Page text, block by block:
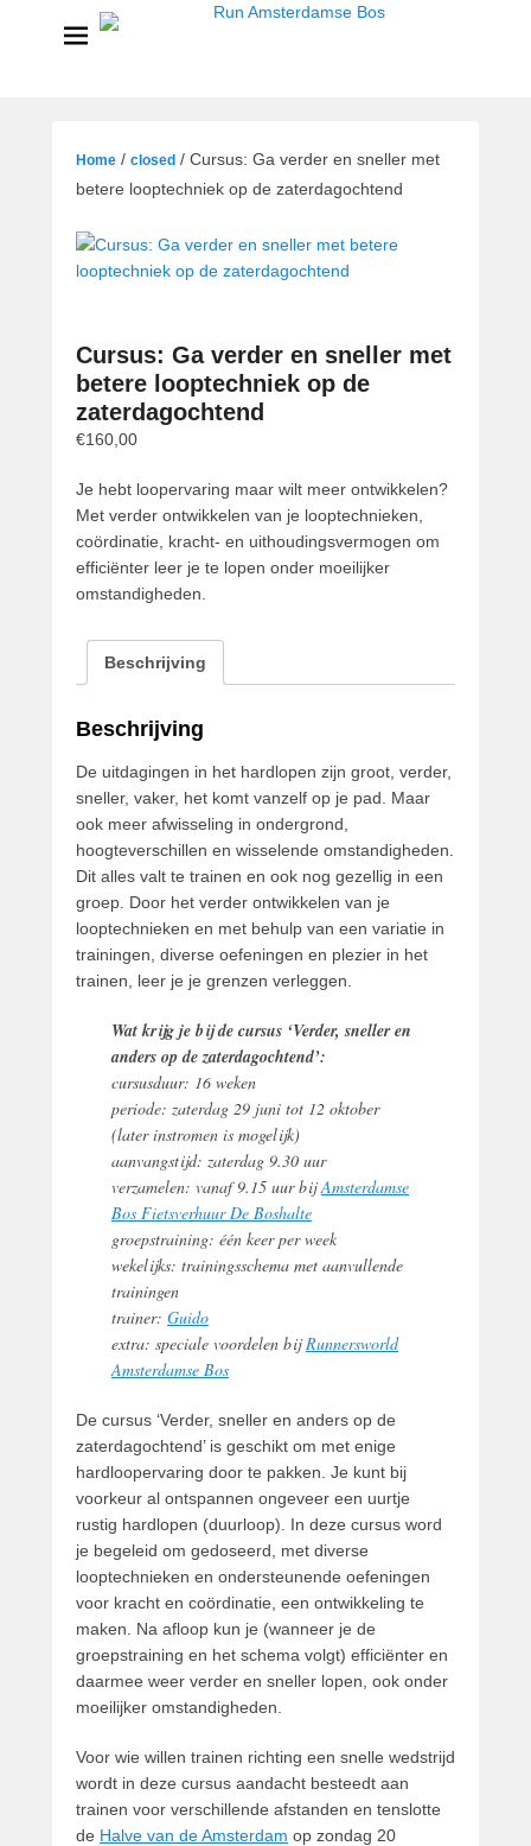
Home / closed / Cursus: Ga verder en sneller met
betere looptechniek op de zaterdagochtend
Cursus: Ga verder en sneller met
betere looptechniek op de
zaterdagochtend
€160,00
Je hebt loopervaring maar wilt meer ontwikkelen?
Met verder ontwikkelen van je looptechnieken,
coördinatie, kracht- en uithoudingsvermogen om
efficiënter leer je te lopen onder moeilijker
omstandigheden.
Beschrijving
Beschrijving
De uitdagingen in het hardlopen zijn groot, verder,
sneller, vaker, het komt vanzelf op je pad. Maar
ook meer afwisseling in ondergrond,
hoogteverschillen en wisselende omstandigheden.
Dit alles valt te trainen en ook nog gezellig in een
groep. Door het verder ontwikkelen van je
looptechnieken en met behulp van een variatie in
trainingen, diverse oefeningen en plezier in het
trainen, leer je je grenzen verleggen.
Wat krijg je bij de cursus ‘Verder, sneller en
anders op de zaterdagochtend’:
cursusduur: 16 weken
periode: zaterdag 29 juni tot 12 oktober
(later instromen is mogelijk)
aanvangstijd: zaterdag 9.30 uur
verzamelen: vanaf 9.15 uur bijAmsterdamse
Bos Fietsverhuur De Boshalte
groepstraining: één keer per week
wekelijks: trainingsschema met aanvullende
trainingen
trainer: Guido
extra: speciale voordelen bijRunnersworld
Amsterdamse Bos
De cursus ‘Verder, sneller en anders op de
zaterdagochtend’ is geschikt om met enige
hardloopervaring door te pakken. Je kunt bij
voorkeur al ontspannen ongeveer een uurtje
rustig hardlopen (duurloop). In deze cursus word
je begeleid om gedoseerd, met diverse
looptechnieken en ondersteunende oefeningen
voor kracht en coördinatie, een ontwikkeling te
maken. Na afloop kun je (wanneer je de
groepstraining en het schema volgt) efficiënter en
daarmee weer verder en sneller lopen, ook onder
moeilijker omstandigheden.
Voor wie willen trainen richting een snelle wedstrijd
wordt in deze cursus aandacht besteedt aan
trainen voor verschillende afstanden en tenslotte
de Halve van de Amsterdam op zondag 20